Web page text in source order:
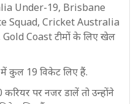
Under-19, Brisbane
Squad, Cricket Australia
Coast टीमों के लिए खेल
में कुल 19 विकेट लिए हैं.
पर नजर डालें तो उन्होंने